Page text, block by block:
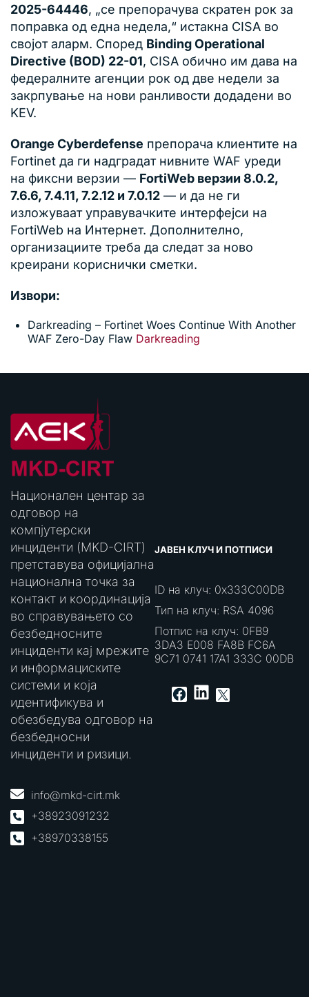
2025-64446, „се препорачува скратен рок за
поправка од една недела,“ истакна CISA во
својот аларм. Според Binding Operational
Directive (BOD) 22-01, CISA обично им дава на
федералните агенции рок од две недели за
закрпување на нови ранливости додадени во
KEV.
Orange Cyberdefense препорача клиентите на
Fortinet да ги надградат нивните WAF уреди
на фиксни верзии — FortiWeb верзии 8.0.2,
7.6.6, 7.4.11, 7.2.12 и 7.0.12 — и да не ги
изложуваат управувачките интерфејси на
FortiWeb на Интернет. Дополнително,
организациите треба да следат за ново
креирани кориснички сметки.
Извори:
Darkreading – Fortinet Woes Continue With Another
WAF Zero-Day Flaw Darkreading
Национален центар за
одговор на
компјутерски
инциденти (MKD-CIRT)
претставува официјална
национална точка за
контакт и координација
во справувањето со
безбедносните
инциденти кај мрежите
и информациските
системи и која
идентификува и
обезбедува одговор на
безбедносни
инциденти и ризици.
info@mkd-cirt.mk
+38923091232
+38970338155
ЈАВЕН КЛУЧ И ПОТПИСИ
ID на клуч: 0x333C00DB
Тип на клуч: RSA 4096
Потпис на клуч: 0FB9
3DA3 E008 FA8B FC6A
9C71 0741 17A1 333C 00DB
Facebook
LinkedIn
X